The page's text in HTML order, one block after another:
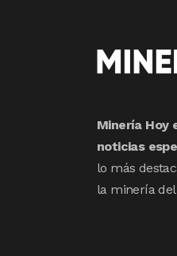
Minería Hoy
noticias
lo más
la minería